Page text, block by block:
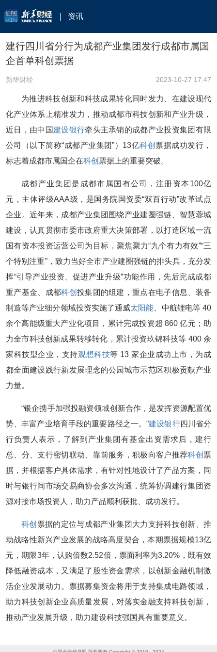
资讯
建行四川省分行为成都产业集团发行成都市属国
企首单科创票据
新华财经 2023-10-27 17:47
为推进科技创新和科技成果转化同时发力、在建设现代
化产业体系上精准发力，推动成都市科技创新和产业升级，
近日，由中国建设银行牵头主承销的成都产业投资集团有限
公司（以下简称“成都产业集团”）13亿科创 票据成功发行，
标志着成都市属国企在科创 票据上的重要突破。
成都产业集团是成都市属国有公司，注册资本100亿
元，主体评级AAA级，是国务院国资委“双百行动”改革试点
企业。近年来，成都产业集团围绕产业建圈强链、智慧蓉城
建设，认真贯彻市委市政府重大决策部署，以打造区域一流
国有资本投资运营公司为目标，聚焦聚力“九个有力有效”“三
个特别注重”，致力当好全市产业建圈强链的排头兵，充分发
挥“引导产业投资、促进产业升级”功能作用，先后完成成都
重产基金、成都科创 投集团的组建，重点在电子信息、装备
制造等产业细分领域投资实施了通威太阳能 、中航锂电等 40
余个高能级重大产业化项目，累计完成投资超 860 亿元；助
力全市科技创新成果转移转化，累计投资玖锦科技等 400 余
家科技型企业，支持观想科技等 13 家企业成功上市，为成
都全面建设践行新发展理念的公园城市示范区积极贡献产业
力量。
“银企携手加强投融资领域创新合作，是发挥资源配置优
势、丰富产业培育手段的重要路径之一。”建设银行四川省分
行负责人表示，了解到产业集团有基金出资需求后，建行
总、分、支行密切联动、靠前服务，积极向客户推荐科创 票
据，并根据客户具体需求，有针对性地设计了产品方案，同
时与银行间市场交易商协会多次沟通，统筹协调建行集团资
源对接市场投资人，助力产品顺利获批、成功发行。
科创 票据的定位与成都产业集团大力支持科技创新、推
动战略性新兴产业发展的战略高度契合，本期票据规模13亿
元，期限3年，认购倍数2.52倍，票面利率为3.20%，既有效
降低融资成本，又满足了股性资金需求，以创新金融机制激
活企业发展动力。票据募集资金将用于支持集成电路领域，
助力科技创新企业高质量发展，对落实金融支持科技创新，
推动产业发展升级，助力建设科技强国具有重要意义。